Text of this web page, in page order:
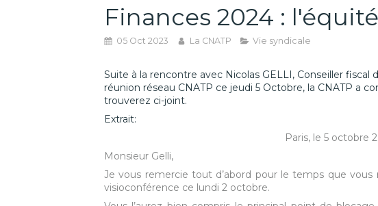
Finances 2024 :
05 Oct 2023 La CNATP Vie syndicale
Suite à la rencontre avec Nicolas GELLI, Conseiller
réunion réseau CNATP ce jeudi 5 Octobre, la CNATP a
trouverez ci-joint.
Extrait:
Paris, le 5 octobre
Monsieur Gelli,
Je vous remercie tout d’abord pour le temps que
visioconférence ce lundi 2 octobre.